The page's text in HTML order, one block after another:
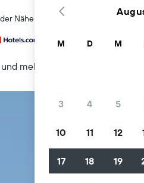
Nähe von Igreja de Nossa Senhora
und mehr
M D M
3 4 5
10 11 12
17 18 19